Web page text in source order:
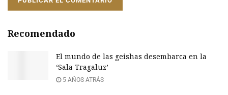
Recomendado
El mundo de las geishas desembarca en la
‘Sala Tragaluz’
5 AÑOS ATRÁS